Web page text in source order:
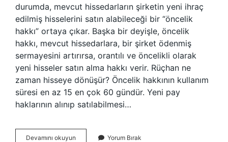
durumda, mevcut hissedarların şirketin yeni ihraç
edilmiş hisselerini satın alabileceği bir “öncelik
hakkı” ortaya çıkar. Başka bir deyişle, öncelik
hakkı, mevcut hissedarlara, bir şirket ödenmiş
sermayesini artırırsa, orantılı ve öncelikli olarak
yeni hisseler satın alma hakkı verir. Rüçhan ne
zaman hisseye dönüşür? Öncelik hakkının kullanım
süresi en az 15 en çok 60 gündür. Yeni pay
haklarının alınıp satılabilmesi…
Devamını okuyun Borsada
Yorum Bırak